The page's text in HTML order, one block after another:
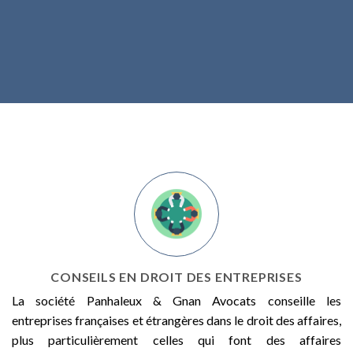
CONSEILS EN DROIT DES ENTREPRISES
La société Panhaleux & Gnan Avocats conseille les
entreprises françaises et étrangères dans le droit des affaires,
plus particulièrement celles qui font des affaires